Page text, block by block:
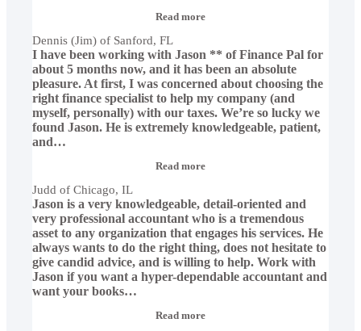
Read more“Dennis
Sanford,
FL”
Dennis (Jim) of Sanford, FL
I have been working with Jason ** of Finance Pal for
about 5 months now, and it has been an absolute
pleasure. At first, I was concerned about choosing the
right finance specialist to help my company (and
myself, personally) with our taxes. We’re so lucky we
found Jason. He is extremely knowledgeable, patient,
and…
Read more“Judd
IL”
Judd of Chicago, IL
Jason is a very knowledgeable, detail-oriented and
very professional accountant who is a tremendous
asset to any organization that engages his services. He
always wants to do the right thing, does not hesitate to
give candid advice, and is willing to help. Work with
Jason if you want a hyper-dependable accountant and
want your books…
Read more“Arvind